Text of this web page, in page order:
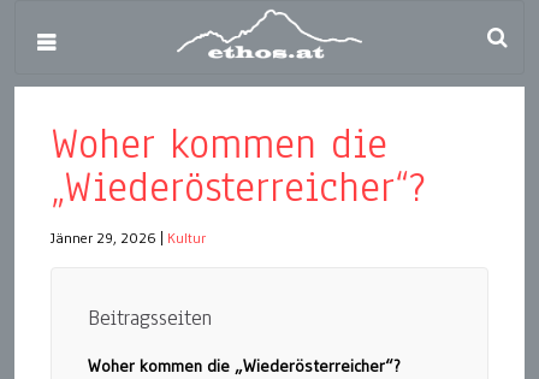
Woher kommen die
„Wiederösterreicher“?
Jänner 29, 2026 Kultur
Beitragsseiten
Woher kommen die „Wiederösterreicher“?